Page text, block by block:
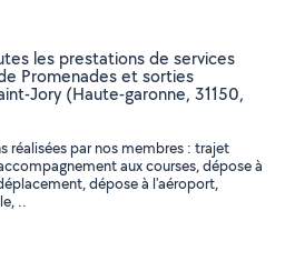
les prestations de services
Promenades et sorties
Jory (Haute-garonne, 31150,
réalisées par nos membres : trajet
aux courses, dépose à
dépose à l'aéroport,
..